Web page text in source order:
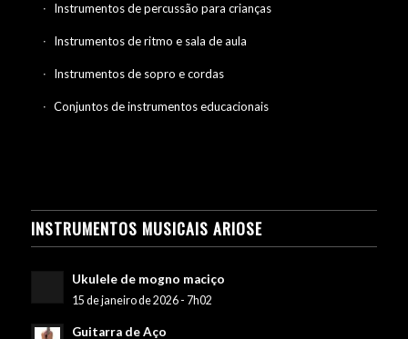
Instrumentos de percussão para crianças
Instrumentos de ritmo e sala de aula
Instrumentos de sopro e cordas
Conjuntos de instrumentos educacionais
INSTRUMENTOS MUSICAIS ARIOSE
Ukulele de mogno maciço
15 de janeiro de 2026 - 7h02
Guitarra de Aço